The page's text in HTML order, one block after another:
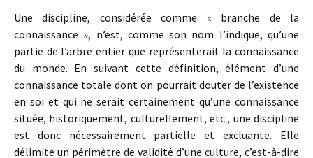
Une discipline, considérée comme « branche de la
connaissance », n’est, comme son nom l’indique, qu’une
partie de l’arbre entier que représenterait la connaissance
du monde. En suivant cette définition, élément d’une
connaissance totale dont on pourrait douter de l’existence
en soi et qui ne serait certainement qu’une connaissance
située, historiquement, culturellement, etc., une discipline
est donc nécessairement partielle et excluante. Elle
délimite un périmètre de validité d’une culture, c’est-à-dire